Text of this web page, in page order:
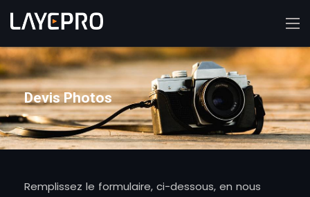
Devis Photos
Remplissez le formulaire, ci-dessous, en nous